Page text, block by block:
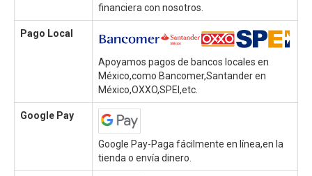
financiera con nosotros.
Pago Local
Apoyamos pagos de bancos locales en
México,como Bancomer,Santander en
México,OXXO,SPEI,etc.
Google Pay
Google Pay-Paga fácilmente en línea,en la
tienda o envía dinero.